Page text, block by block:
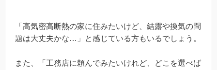
「高気密高断熱の家に住みたいけど、結露や換気の問
題は大丈夫かな…」と感じている方もいるでしょう。
また、「工務店に頼んでみたいけれど、どこを選べば